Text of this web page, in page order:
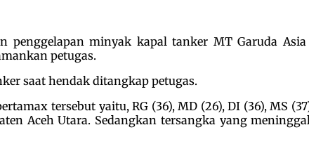
penggelapan minyak kapal tanker MT Garuda
petugas.
saat hendak ditangkap petugas.
tersebut yaitu, RG (36), MD (26), DI (36), MS
Aceh Utara. Sedangkan tersangka yang